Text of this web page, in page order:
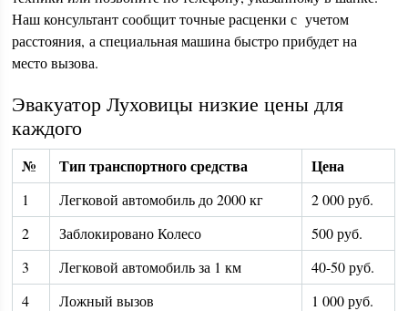
Наш консультант сообщит точные расценки с учетом
расстояния, а специальная машина быстро прибудет на
место вызова.
Эвакуатор Луховицы низкие цены для
каждого
№ Тип транспортного средства Цена
1 Легковой автомобиль до 2000 кг
2 000 руб.
2
Заблокировано Колесо
500 руб.
3
Легковой автомобиль за 1 км
40-50 руб.
4
Ложный вызов
1 000 руб.